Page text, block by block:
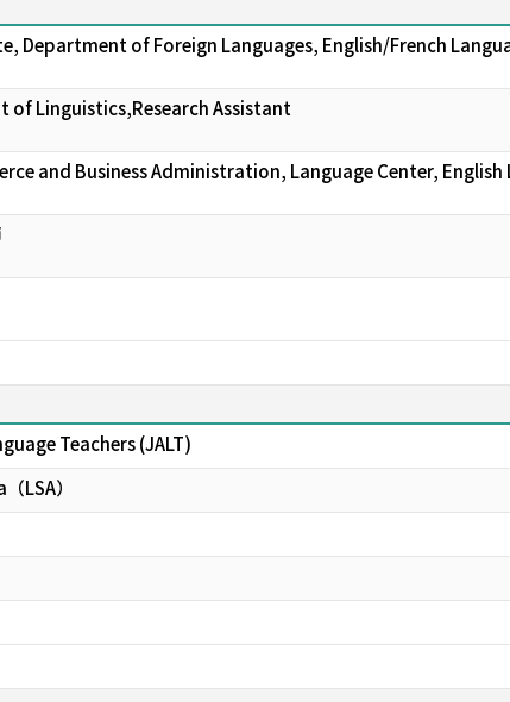
Department of Foreign Languages, English/French
of Linguistics,Research Assistant
and Business Administration, Language Center, English
Teachers (JALT)
LSA）